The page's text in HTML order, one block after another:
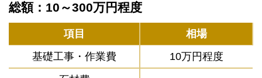
総額：10～300万円程度
項目
相場
基礎工事・作業費
10万円程度